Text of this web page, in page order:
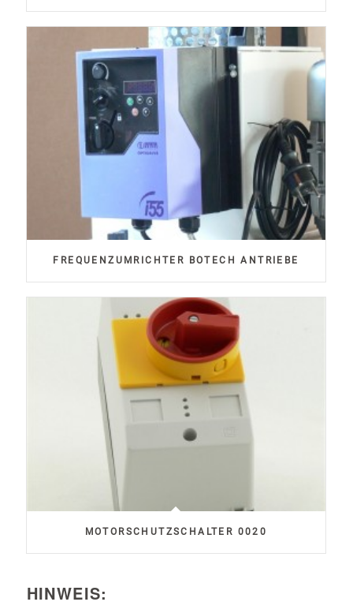
FREQUENZUMRICHTER BOTECH ANTRIEBE
MOTORSCHUTZSCHALTER 0020
HINWEIS: